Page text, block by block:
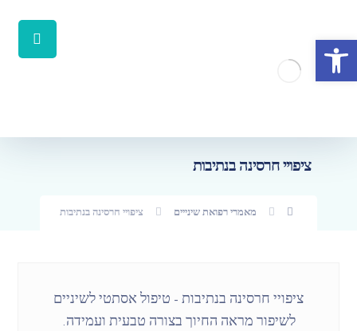
פתח סרגל נגישות
ציפויי חרסינה בנתיבות
מאמרי רפואת שינייים ציפויי חרסינה בנתיבות
ציפויי חרסינה בנתיבות – טיפול אסתטי לשיניים
לשיפור מראה החיוך בצורה טבעית ועמידה.